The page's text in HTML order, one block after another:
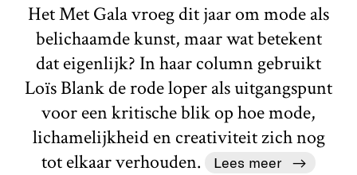
Het Met Gala vroeg dit jaar om mode als
belichaamde kunst, maar wat betekent
dat eigenlijk? In haar column gebruikt
Loïs Blank de rode loper als uitgangspunt
voor een kritische blik op hoe mode,
lichamelijkheid en creativiteit zich nog
tot elkaar verhouden.
Lees meer